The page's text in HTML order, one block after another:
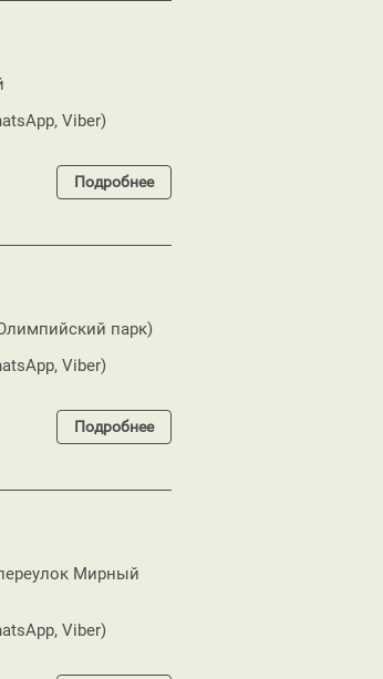
Viber)
Подробнее
парк)
Viber)
Подробнее
Мирный
Viber)